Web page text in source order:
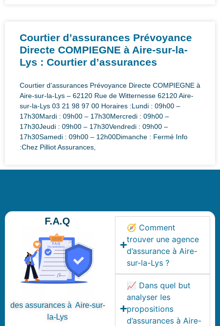
Courtier d’assurances Prévoyance
Directe COMPIEGNE à Aire-sur-la-
Lys : Courtier d’assurances
Courtier d’assurances Prévoyance Directe COMPIEGNE à
Aire-sur-la-Lys – 62120 Rue de Witternesse 62120 Aire-
sur-la-Lys 03 21 98 97 00 Horaires :Lundi : 09h00 –
17h30Mardi : 09h00 – 17h30Mercredi : 09h00 –
17h30Jeudi : 09h00 – 17h30Vendredi : 09h00 –
17h30Samedi : 09h00 – 12h00Dimanche : Fermé Info
:Chez Pilliot Assurances,
F.A.Q
des assurances à Aire-sur-
la-Lys
🧭 Comment
trouver une agence
d’assurance à Aire-
sur-la-Lys ?
📈 Dans quel but
analyser les
propositions
d’assurances à Aire-